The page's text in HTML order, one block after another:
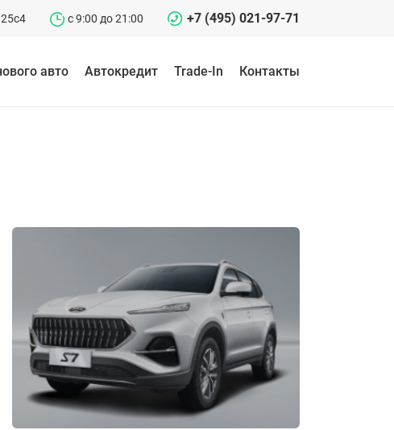
c 9:00 до 21:00 +7 (495) 021-97-71
авто Автокредит Trade-In Контакты